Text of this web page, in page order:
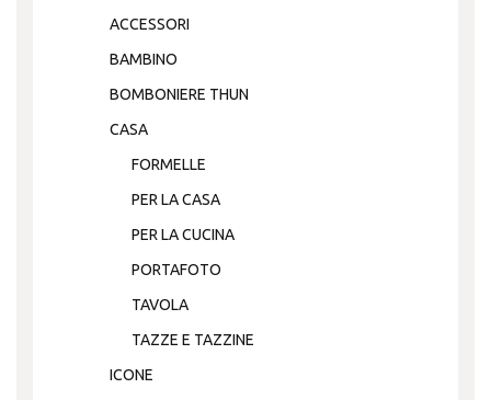
ACCESSORI
BAMBINO
BOMBONIERE THUN
CASA
FORMELLE
PER LA CASA
PER LA CUCINA
PORTAFOTO
TAVOLA
TAZZE E TAZZINE
ICONE